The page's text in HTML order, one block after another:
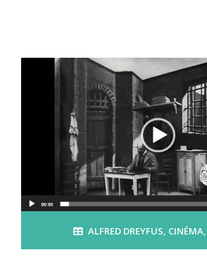
ALFRED DREYFUS, CINÉMA,